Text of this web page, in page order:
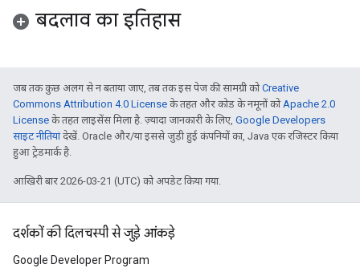
बदलाव का इतिहास
जब तक कुछ अलग से न बताया जाए, तब तक इस पेज की सामग्री कोCreative
Commons Attribution 4.0 License के तहत और कोड के नमूनों कोApache 2.0
License के तहत लाइसेंस मिला है. ज़्यादा जानकारी के लिए, Google Developers
साइट नीतियांदेखें. Oracle और/या इससे जुड़ी हुई कंपनियों का, Java एक रजिस्टर किया
हुआ ट्रेडमार्क है.
आखिरी बार 2026-03-21 (UTC) को अपडेट किया गया.
दर्शकों की दिलचस्पी से जुड़े आंकड़े
Google Developer Program